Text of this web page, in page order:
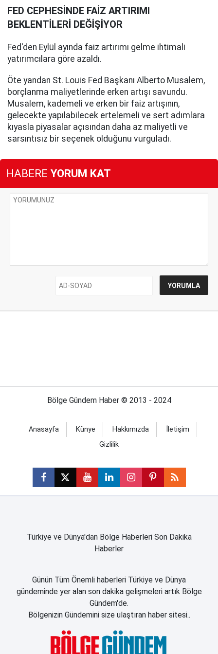
FED CEPHESİNDE FAİZ ARTIRIMI
BEKLENTİLERİ DEĞİŞİYOR
Fed'den Eylül ayında faiz artırımı gelme ihtimali
yatırımcılara göre azaldı.
Öte yandan St. Louis Fed Başkanı Alberto Musalem,
borçlanma maliyetlerinde erken artışı savundu.
Musalem, kademeli ve erken bir faiz artışının,
gelecekte yapılabilecek ertelemeli ve sert adımlara
kıyasla piyasalar açısından daha az maliyetli ve
sarsıntısız bir seçenek olduğunu vurguladı.
HABERE YORUM KAT
Bölge Gündem Haber © 2013 - 2024
Anasayfa Künye Hakkımızda
İletişim
Gizlilik
Türkiye ve Dünya'dan Bölge Haberleri Son Dakika
Haberler
Günün Tüm Önemli haberleri Türkiye ve Dünya
gündeminde yer alan son dakika gelişmeleri artık Bölge
Gündem'de.
Bölgenizin Gündemini size ulaştıran haber sitesi..